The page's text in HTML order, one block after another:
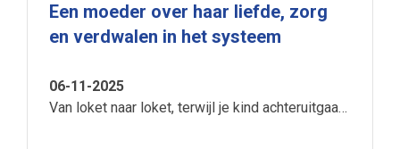
Een moeder over haar liefde, zorg
en verdwalen in het systeem
06-11-2025
Van loket naar loket, terwijl je kind achteruitgaat.